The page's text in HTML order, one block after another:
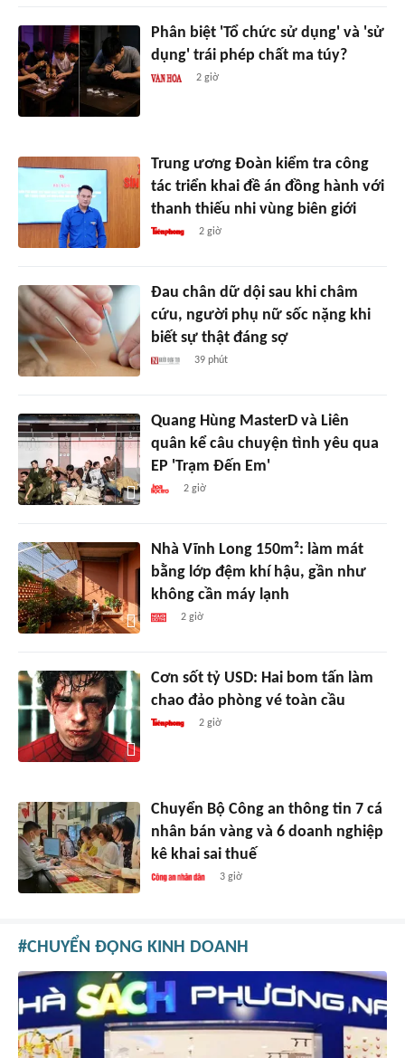
Phân biệt 'Tổ chức sử dụng' và 'sử
dụng' trái phép chất ma túy?
2 giờ
Trung ương Đoàn kiểm tra công
tác triển khai đề án đồng hành với
thanh thiếu nhi vùng biên giới
2 giờ
Đau chân dữ dội sau khi châm
cứu, người phụ nữ sốc nặng khi
biết sự thật đáng sợ
39 phút
Quang Hùng MasterD và Liên
quân kể câu chuyện tình yêu qua
EP 'Trạm Đến Em'
2 giờ
Nhà Vĩnh Long 150m²: làm mát
bằng lớp đệm khí hậu, gần như
không cần máy lạnh
2 giờ
Cơn sốt tỷ USD: Hai bom tấn làm
chao đảo phòng vé toàn cầu
2 giờ
Chuyển Bộ Công an thông tin 7 cá
nhân bán vàng và 6 doanh nghiệp
kê khai sai thuế
3 giờ
CHUYỂN ĐỘNG KINH DOANH